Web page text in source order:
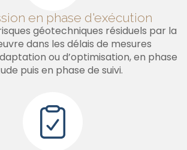
en phase d'exécution
géotechniques résiduels par la
dans les délais de mesures
ou d’optimisation, en phase
puis en phase de suivi.